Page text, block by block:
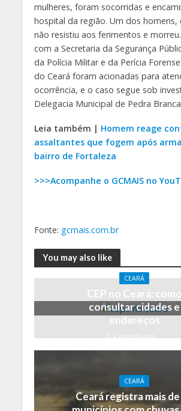
mulheres, foram socorridas e
hospital da região. Um dos homens,
não resistiu aos ferimentos e
com a Secretaria da Segurança
da Polícia Militar e da Perícia
do Ceará foram acionadas para
ocorrência, e o caso segue sob
Delegacia Municipal de Pedra
Leia também | Homem reage
assaltantes que fogem após
bairro de Fortaleza
>>>Acompanhe o GCMAIS no
Fonte: gcmais.com.br
You may also like
CEARÁ
CEP no Ceará: como
consultar cidades e
endereços
2 meses ago
CEARÁ
Ceará registra mais